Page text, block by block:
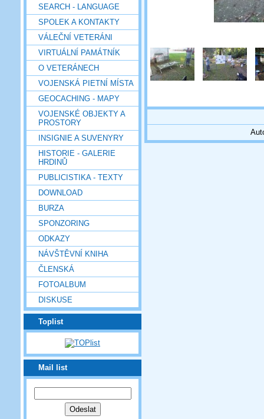
SEARCH - LANGUAGE
SPOLEK A KONTAKTY
VÁLEČNÍ VETERÁNI
VIRTUÁLNÍ PAMÁTNÍK
O VETERÁNECH
VOJENSKÁ PIETNÍ MÍSTA
GEOCACHING - MAPY
VOJENSKÉ OBJEKTY A
PROSTORY
INSIGNIE A SUVENYRY
HISTORIE - GALERIE
HRDINŮ
PUBLICISTIKA - TEXTY
DOWNLOAD
BURZA
SPONZORING
ODKAZY
NÁVŠTĚVNÍ KNIHA
ČLENSKÁ
FOTOALBUM
DISKUSE
Toplist
Mail list